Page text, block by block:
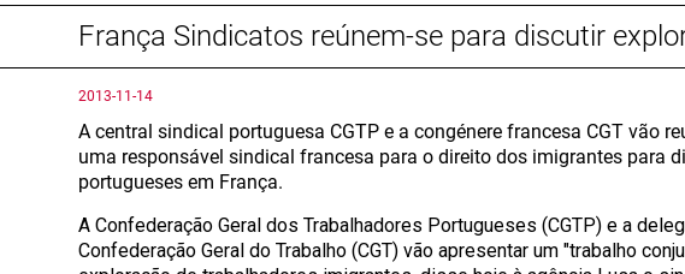
França Sindicatos reúnem-se para discutir
2013-11-14
A central sindical portuguesa CGTP e a congénere francesa CGT vão
uma responsável sindical francesa para o direito dos imigrantes para
portugueses em França.
A Confederação Geral dos Trabalhadores Portugueses (CGTP) e a
Confederação Geral do Trabalho (CGT) vão apresentar um "trabalho